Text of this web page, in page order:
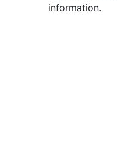
information.